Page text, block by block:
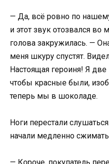
— Да, всё ровно по
и этот звук отозвался во
голова закружилась. —
меня шкуру спустят.
Настоящая героиня! Я две
чтобы красные были,
теперь мы в шоколаде.
Ноги перестали
начали медленно